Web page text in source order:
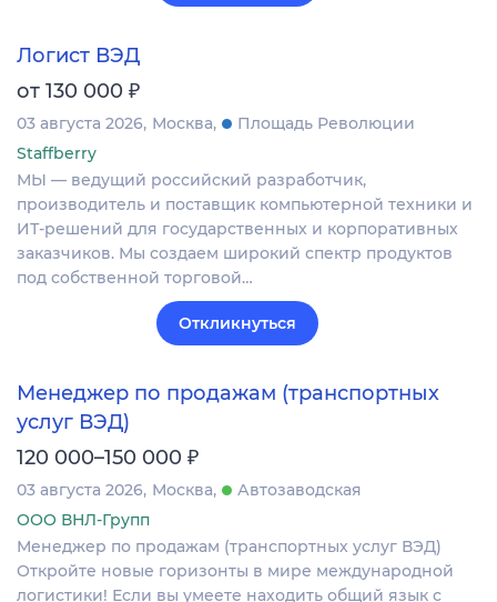
Логист ВЭД
от 130 000 ₽
03 августа 2026 Москва
Площадь Революции
Staffberry
МЫ — ведущий российский разработчик,
производитель и поставщик компьютерной техники и
ИТ-решений для государственных и корпоративных
заказчиков. Мы создаем широкий спектр продуктов
под собственной торговой…
Откликнуться
Менеджер по продажам (транспортных
услуг ВЭД)
120 000–150 000 ₽
03 августа 2026 Москва
Автозаводская
ООО ВНЛ-Групп
Менеджер по продажам (транспортных услуг ВЭД)
Откройте новые горизонты в мире международной
логистики! Если вы умеете находить общий язык с